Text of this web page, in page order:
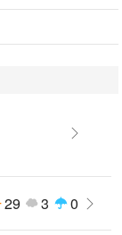
29 3 0